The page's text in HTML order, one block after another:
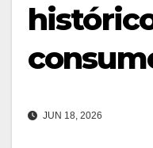
JUN 18, 2026